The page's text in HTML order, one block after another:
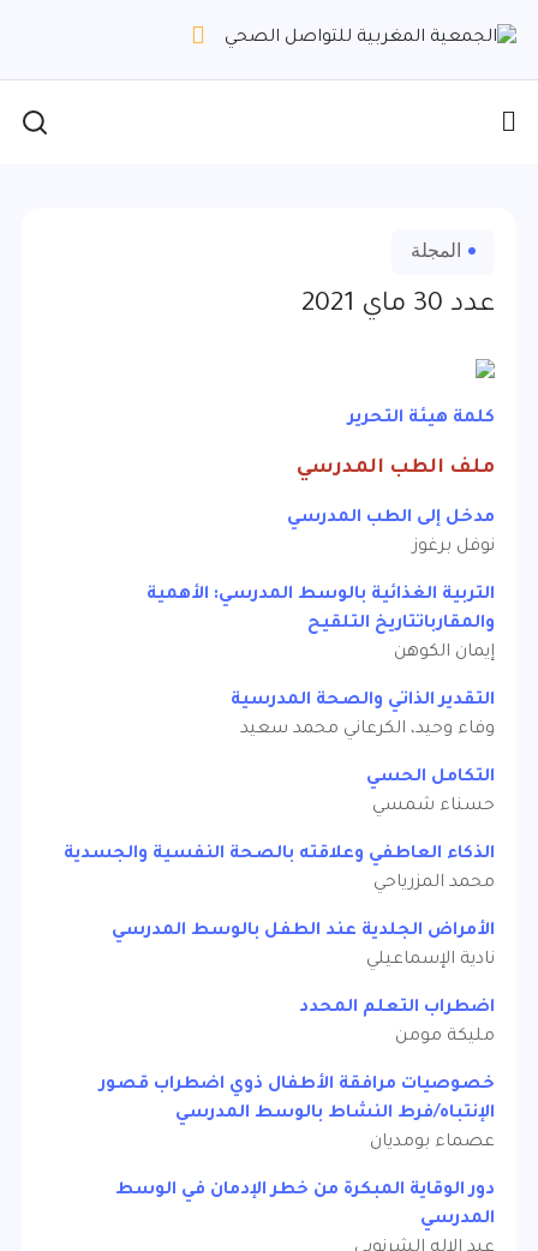
المجلة
عدد 30 ماي 2021
كلمة هيئة التحرير
ملف الطب المدرسي
مدخل إلى الطب المدرسي
نوفل برغوز
التربية الغذائية بالوسط المدرسي: الأهمية
والمقارباتتاريخ التلقيح
إيمان الكوهن
التقدير الذاتي والصحة المدرسية
وفاء وحيد، الكرعاني محمد سعيد
التكامل الحسي
حسناء شمسي
الذكاء العاطفي وعلاقته بالصحة النفسية والجسدية
محمد المزرياحي
الأمراض الجلدية عند الطفل بالوسط المدرسي
نادية الإسماعيلي
اضطراب التعلم المحدد
مليكة مومن
خصوصيات مرافقة الأطفال ذوي اضطراب قصور
الإنتباه/فرط النشاط بالوسط المدرسي
عصماء بومديان
دور الوقاية المبكرة من خطر الإدمان في الوسط
المدرسي